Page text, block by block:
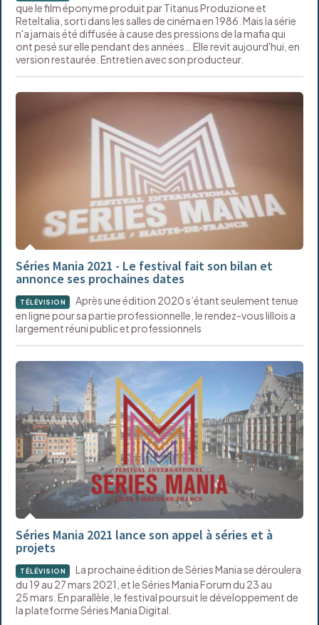
que le film éponyme produit par Titanus Produzione et
ReteItalia, sorti dans les salles de cinéma en 1986. Mais la série
n'a jamais été diffusée à cause des pressions de la mafia qui
ont pesé sur elle pendant des années… Elle revit aujourd'hui, en
version restaurée. Entretien avec son producteur.
Séries Mania 2021 - Le festival fait son bilan et
annonce ses prochaines dates
TÉLÉVISION
Après une édition 2020 s’étant seulement tenue
en ligne pour sa partie professionnelle, le rendez-vous lillois a
largement réuni public et professionnels
Séries Mania 2021 lance son appel à séries et à
projets
TÉLÉVISION
La prochaine édition de Séries Mania se déroulera
du 19 au 27 mars 2021, et le Séries Mania Forum du 23 au
25 mars. En parallèle, le festival poursuit le développement de
la plateforme Séries Mania Digital.